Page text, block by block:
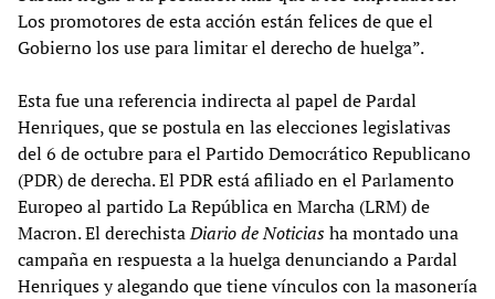
Los promotores de esta acción están felices de que el
Gobierno los use para limitar el derecho de huelga”.
Esta fue una referencia indirecta al papel de Pardal
Henriques, que se postula en las elecciones legislativas
del 6 de octubre para el Partido Democrático Republicano
(PDR) de derecha. El PDR está afiliado en el Parlamento
Europeo al partido La República en Marcha (LRM) de
Macron. El derechistaDiario de Noticiasha montado una
campaña en respuesta a la huelga denunciando a Pardal
Henriques y alegando que tiene vínculos con la masonería